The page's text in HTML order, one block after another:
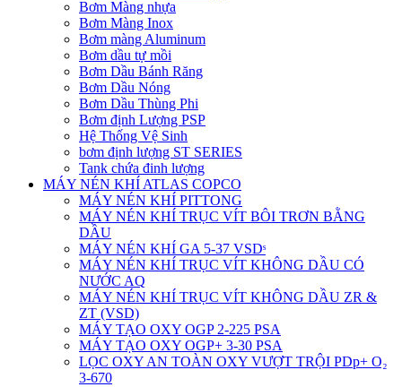
Bơm Màng nhựa
Bơm Màng Inox
Bơm màng Aluminum
Bơm dầu tự mồi
Bơm Dầu Bánh Răng
Bơm Dầu Nóng
Bơm Dầu Thùng Phi
Bơm định Lượng PSP
Hệ Thống Vệ Sinh
bơm định lượng ST SERIES
Tank chứa đinh lượng
MÁY NÉN KHÍ ATLAS COPCO
MÁY NÉN KHÍ PITTONG
MÁY NÉN KHÍ TRỤC VÍT BÔI TRƠN BẰNG
DẦU
MÁY NÉN KHÍ GA 5-37 VSDˢ
MÁY NÉN KHÍ TRỤC VÍT KHÔNG DẦU CÓ
NƯỚC AQ
MÁY NÉN KHÍ TRỤC VÍT KHÔNG DẦU ZR &
ZT (VSD)
MÁY TẠO OXY OGP 2-225 PSA
MÁY TẠO OXY OGP+ 3-30 PSA
LỌC OXY AN TOÀN OXY VƯỢT TRỘI PDp+ O₂
3-670